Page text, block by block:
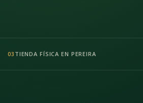
03 TIENDA FÍSICA EN PEREIRA